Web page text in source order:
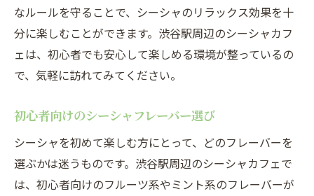
なルールを守ることで、シーシャのリラックス効果を十
分に楽しむことができます。渋谷駅周辺のシーシャカフ
ェは、初心者でも安心して楽しめる環境が整っているの
で、気軽に訪れてみてください。
初心者向けのシーシャフレーバー選び
シーシャを初めて楽しむ方にとって、どのフレーバーを
選ぶかは迷うものです。渋谷駅周辺のシーシャカフェで
は、初心者向けのフルーツ系やミント系のフレーバーが